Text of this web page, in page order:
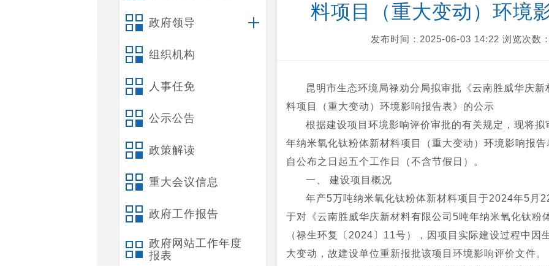
政府领导
组织机构
人事任免
公示公告
政策解读
重大会议信息
政府工作报告
政府网站工作年度
报表
料项目（重大变动）环境
发布时间：2025-06-03 14:22 浏览次数
昆明市生态环境局禄劝分局拟审批《云南胜威华庆
料项目（重大变动）环境影响报告表》的公示
根据建设项目环境影响评价审批的有关规定，现将
年纳米氧化钛粉体新材料项目（重大变动）环境影响报
自公布之日起五个工作日（不含节假日）。
一、 建设项目概况
年产5万吨纳米氧化钛粉体新材料项目于2024年5月
于对《云南胜威华庆新材料有限公司5吨年纳米氧化钛粉
（禄生环复〔2024〕11号），因项目实际建设过程中因
大变动，故建设单位重新报批该项目环境影响评价文件。